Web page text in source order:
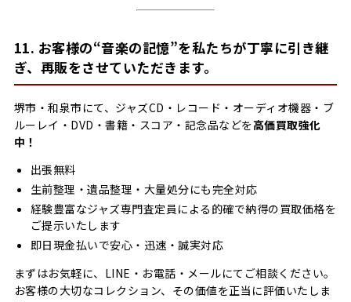
11. お客様の“音楽の記憶”を私たちが丁寧に引き継
ぎ、再販をさせていただきます。
堺市・和泉市にて、ジャズCD・レコード・オーディオ機器・ブ
ルーレイ・DVD・書籍・スコア・記念品などを高価買取強化
中！
出張無料
生前整理・遺品整理・大量処分にも完全対応
経験豊富なジャズ専門査定員による的確で納得の買取価格を
ご提示いたします
即日現金払いで安心・迅速・誠実対応
まずはお気軽に、LINE・お電話・メールにてご相談ください。
お客様の大切なコレクション、その価値を正当に評価いたしま